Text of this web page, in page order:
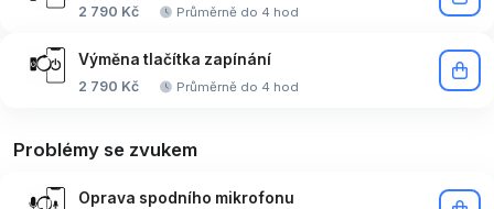
2 790 Kč Průměrně do 4 hod
Výměna tlačítka zapínání
2 790 Kč Průměrně do 4 hod
Problémy se zvukem
Oprava spodního mikrofonu